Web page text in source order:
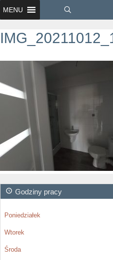
MENU
Godziny pracy
Poniedziałek
Wtorek
Środa